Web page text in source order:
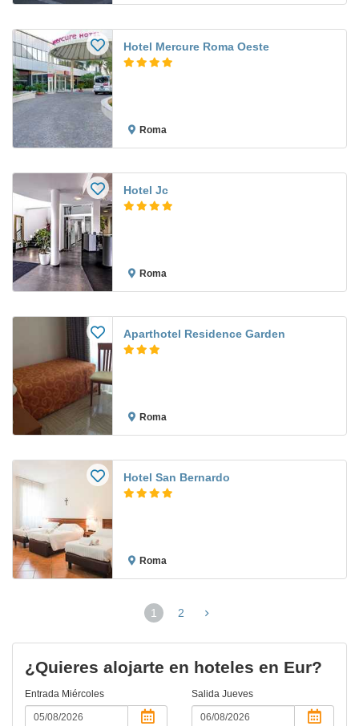
Hotel Mercure Roma Oeste
Roma
Hotel Jc
Roma
Aparthotel Residence Garden
Roma
Hotel San Bernardo
Roma
1
(página
2
¿Quieres alojarte en hoteles en Eur?
Entrada Miércoles Salida Jueves